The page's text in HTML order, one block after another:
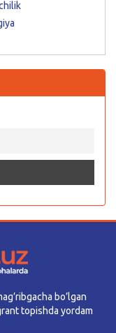
bo’lgan
topishda yordam